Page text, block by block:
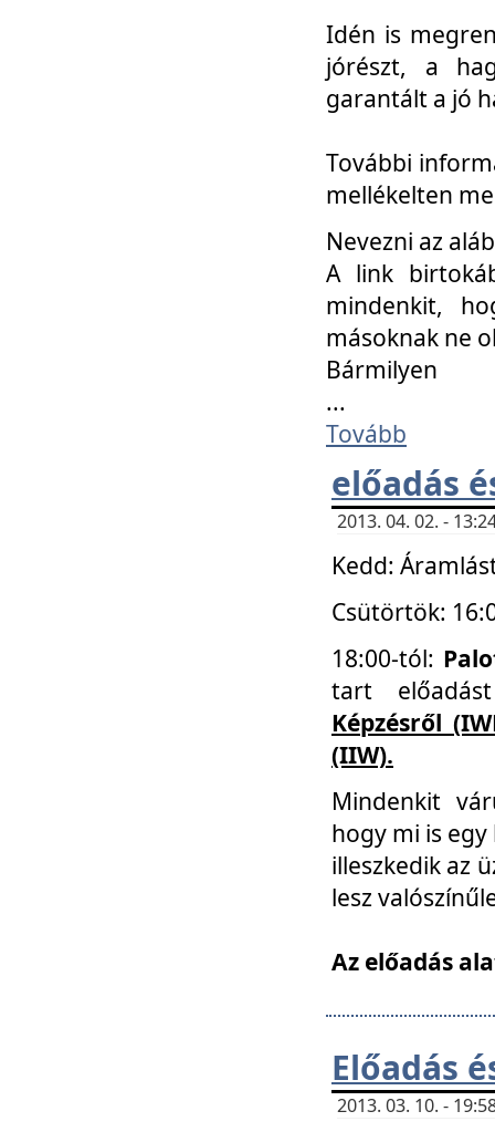
Idén is
jórészt, a
garantált a jó
További
mellékelten
Nevezni az
A link
mindenkit,
másoknak ne
Bármilyen
...
Tovább
előadás
2013. 04. 02. -
Kedd:
Csütörtök:
18:00-tól:
tart
Képzésről
(IIW).
Mindenkit
hogy mi is
illeszkedik az
lesz
Az előadás
Előadás
2013. 03. 10. -